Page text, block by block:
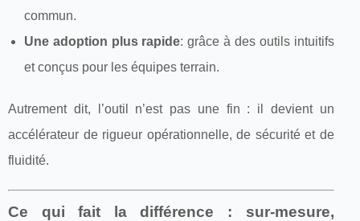
commun.
Une adoption plus rapide: grâce à des outils intuitifs
et conçus pour les équipes terrain.
Autrement dit, l’outil n’est pas une fin : il devient un
accélérateur de rigueur opérationnelle, de sécurité et de
fluidité.
Ce qui fait la différence : sur-mesure,